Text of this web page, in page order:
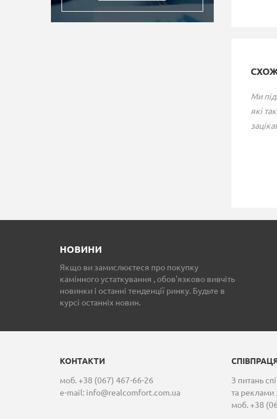
Ми
які
НОВИНИ
Якщо ви замислюєтеся про покупку
камінного устаткування , обов'язково вивчіть
новинки і останні тенденції ринку. Будьте в
курсі останніх новин.
КОНТАКТИ
моб. +38 (067) 467-66-26
e-mail: info@realcomfort.com.ua
З питань
та реклами
моб. +38